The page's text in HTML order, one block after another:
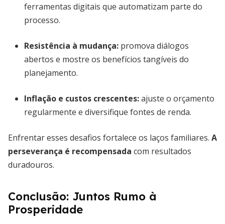
ferramentas digitais que automatizam parte do
processo.
Resistência à mudança: promova diálogos
abertos e mostre os benefícios tangíveis do
planejamento.
Inflação e custos crescentes:ajuste o orçamento
regularmente e diversifique fontes de renda.
Enfrentar esses desafios fortalece os laços familiares. A
perseverança é recompensada com resultados
duradouros.
Conclusão: Juntos Rumo à
Prosperidade